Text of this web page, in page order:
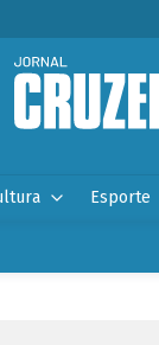
Esporte